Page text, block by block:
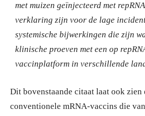
met muizen geïnjecteerd met
verklaring zijn voor de lage
systemische bijwerkingen die zijn
klinische proeven met een op
vaccinplatform in verschillende
Dit bovenstaande citaat laat ook zien
conventionele mRNA-vaccins die